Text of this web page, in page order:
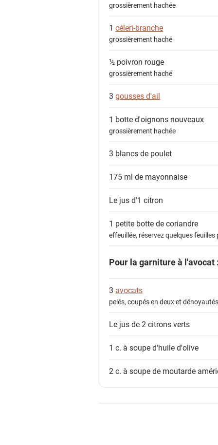
grossièrement hachée
1 céleri-branche
grossièrement haché
½ poivron rouge
grossièrement haché
3 gousses d'ail
1 botted'oignons nouveaux
grossièrement hachée
3 blancs de poulet
175 ml de mayonnaise
Le jus d'1 citron
1 petite botte decoriandre
effeuillée, réservez quelques feuilles
Pour la garniture à l'avocat :
3 avocats
pelés, coupés en deux et dénoyautés
Le jus de 2 citrons verts
1 c. à souped'huile d'olive
2 c. à soupe de moutarde